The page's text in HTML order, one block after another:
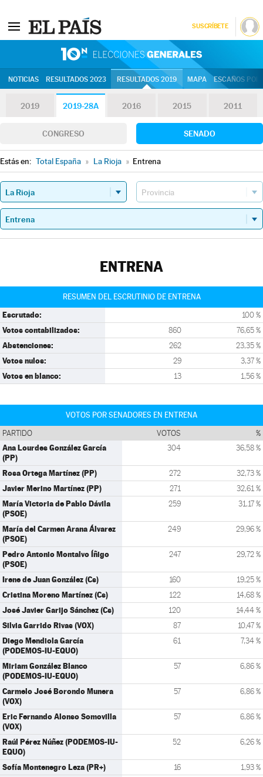
SUSCRÍBETE
NOTICIAS RESULTADOS 2023 RESULTADOS 2019 MAPA ESCAÑOS
2019 2019-28A 2016 2015 2011
CONGRESO SENADO
Estás en: Total España » La Rioja » Entrena
ENTRENA
RESUMEN DEL ESCRUTINIO DE ENTRENA
Escrutado: 100 %
Votos contabilizados: 860 76,65 %
Abstenciones: 262 23,35 %
Votos nulos: 29 3,37 %
Votos en blanco: 13 1,56 %
VOTOS POR SENADORES EN ENTRENA
PARTIDO VOTOS %
Ana Lourdes González García
(PP)
304 36,58 %
Rosa Ortega Martínez (PP) 272 32,73 %
Javier Merino Martínez (PP) 271 32,61 %
María Victoria de Pablo Dávila
(PSOE)
259 31,17 %
María del Carmen Arana Álvarez
(PSOE)
249 29,96 %
Pedro Antonio Montalvo Íñigo
(PSOE)
247 29,72 %
Irene de Juan González (Cs) 160 19,25 %
Cristina Moreno Martínez (Cs) 122 14,68 %
José Javier Garijo Sánchez (Cs) 120 14,44 %
Silvia Garrido Rivas (VOX) 87 10,47 %
Diego Mendiola García
(PODEMOS-IU-EQUO)
61 7,34 %
Miriam González Blanco
(PODEMOS-IU-EQUO)
57 6,86 %
Carmelo José Borondo Munera
(VOX)
57 6,86 %
Eric Fernando Alonso Somovilla
(VOX)
57 6,86 %
Raúl Pérez Núñez (PODEMOS-IU-
EQUO)
52 6,26 %
Sofía Montenegro Leza (PR+) 16 1,93 %